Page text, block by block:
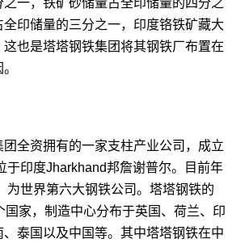
一，铁矿砂储量占全印储量的四分之
印储量的三分之一，印度铬铁矿藏大
也是塔塔钢铁集团将其钢铁厂布置在
全资拥有的一家支柱产业公司，成立
于印度Jharkhand邦詹谢普尔。目前年
为世界第六大钢铁公司。塔塔钢铁的
国家，制造中心分布于英国、荷兰、印
泰国以及中国等。其中塔塔钢铁在中